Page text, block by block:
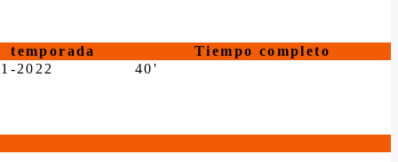
temporada
Tiempo completo
2022 40'